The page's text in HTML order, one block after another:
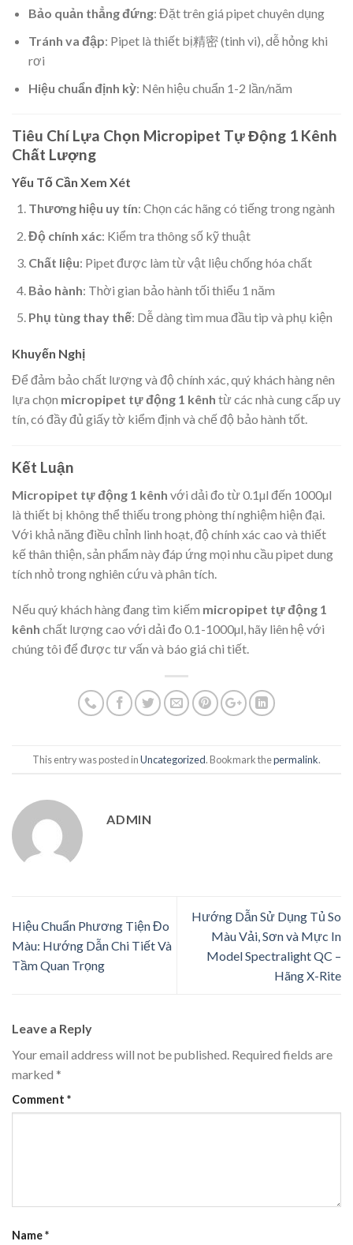
Bảo quản thẳng đứng: Đặt trên giá pipet chuyên dụng
Tránh va đập: Pipet là thiết bị精密 (tinh vi), dễ hỏng khi
rơi
Hiệu chuẩn định kỳ: Nên hiệu chuẩn 1-2 lần/năm
Tiêu Chí Lựa Chọn Micropipet Tự Động 1 Kênh
Chất Lượng
Yếu Tố Cần Xem Xét
Thương hiệu uy tín: Chọn các hãng có tiếng trong ngành
Độ chính xác: Kiểm tra thông số kỹ thuật
Chất liệu: Pipet được làm từ vật liệu chống hóa chất
Bảo hành: Thời gian bảo hành tối thiểu 1 năm
Phụ tùng thay thế: Dễ dàng tìm mua đầu tip và phụ kiện
Khuyến Nghị
Để đảm bảo chất lượng và độ chính xác, quý khách hàng nên
lựa chọn micropipet tự động 1 kênh từ các nhà cung cấp uy
tín, có đầy đủ giấy tờ kiểm định và chế độ bảo hành tốt.
Kết Luận
Micropipet tự động 1 kênh với dải đo từ 0.1µl đến 1000µl
là thiết bị không thể thiếu trong phòng thí nghiệm hiện đại.
Với khả năng điều chỉnh linh hoạt, độ chính xác cao và thiết
kế thân thiện, sản phẩm này đáp ứng mọi nhu cầu pipet dung
tích nhỏ trong nghiên cứu và phân tích.
Nếu quý khách hàng đang tìm kiếm micropipet tự động 1
kênh chất lượng cao với dải đo 0.1-1000µl, hãy liên hệ với
chúng tôi để được tư vấn và báo giá chi tiết.
This entry was posted inUncategorized. Bookmark thepermalink.
ADMIN
Hiệu Chuẩn Phương Tiện Đo
Màu: Hướng Dẫn Chi Tiết Và
Tầm Quan Trọng
Hướng Dẫn Sử Dụng Tủ So
Màu Vải, Sơn và Mực In
Model Spectralight QC –
Hãng X-Rite
Leave a Reply
Your email address will not be published. Required fields are
marked *
Comment *
Name*